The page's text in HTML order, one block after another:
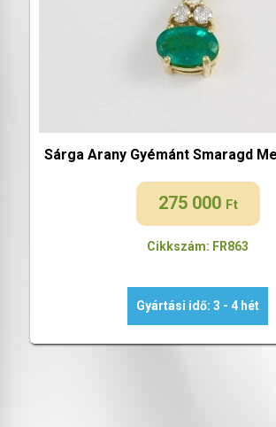
Sárga Arany Gyémánt Smaragd
275 000 Ft
Cikkszám: FR863
Gyártási idő: 3 - 4 hét